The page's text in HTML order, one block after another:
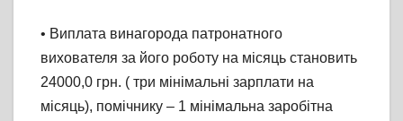
• Виплата винагорода патронатного
вихователя за його роботу на місяць становить
24000,0 грн. ( три мінімальні зарплати на
місяць), помічнику – 1 мінімальна заробітна